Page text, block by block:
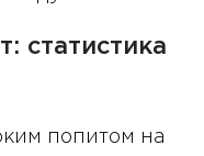
статистика
попитом на